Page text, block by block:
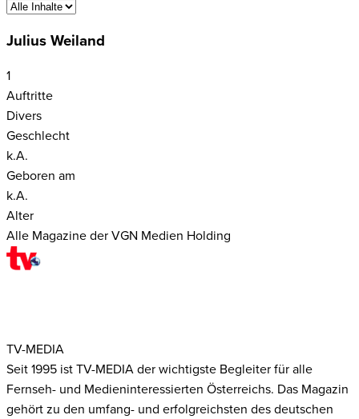
Julius Weiland
1
Auftritte
Divers
Geschlecht
k.A.
Geboren am
k.A.
Alter
Alle Magazine der VGN Medien Holding
TV-MEDIA
Seit 1995 ist TV-MEDIA der wichtigste Begleiter für alle
Fernseh- und Medieninteressierten Österreichs. Das Magazin
gehört zu den umfang- und erfolgreichsten des deutschen